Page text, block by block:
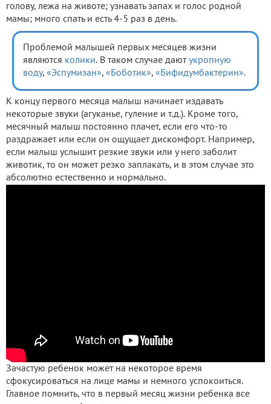
голову, лежа на животе; узнавать запах и голос родной
мамы; много спать и есть 4-5 раз в день.
Проблемой малышей первых месяцев жизни
являются колики. В таком случае дают укропную
воду, «Эспумизан», «Боботик», «Бифидумбактерин».
К концу первого месяца малыш начинает издавать
некоторые звуки (агуканье, гуление и т.д.). Кроме того,
месячный малыш постоянно плачет, если его что-то
раздражает или если он ощущает дискомфорт. Например,
если малыш услышит резкие звуки или у него заболит
животик, то он может резко заплакать, и в этом случае это
абсолютно естественно и нормально.
Зачастую ребенок может на некоторое время
сфокусироваться на лице мамы и немного успокоиться.
Главное помнить, что в первый месяц жизни ребенка все